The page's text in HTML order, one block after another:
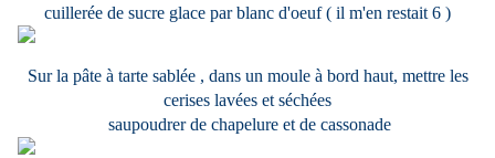
cuillerée de sucre glace par blanc d'oeuf ( il m'en restait 6 )
Sur la pâte à tarte sablée , dans un moule à bord haut, mettre les
cerises lavées et séchées
saupoudrer de chapelure et de cassonade